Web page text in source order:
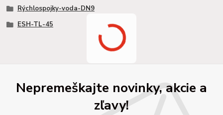
Rýchlospojky-voda-DN9
ESH-TL-45
Nepremeškajte novinky, akcie a
zľavy!